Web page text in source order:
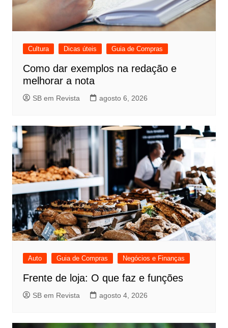
Cultura Dicas úteis Guia de Compras
Como dar exemplos na redação e
melhorar a nota
SB em Revista agosto 6, 2026
Auto Guia de Compras Negócios e Finanças
Frente de loja: O que faz e funções
SB em Revista agosto 4, 2026